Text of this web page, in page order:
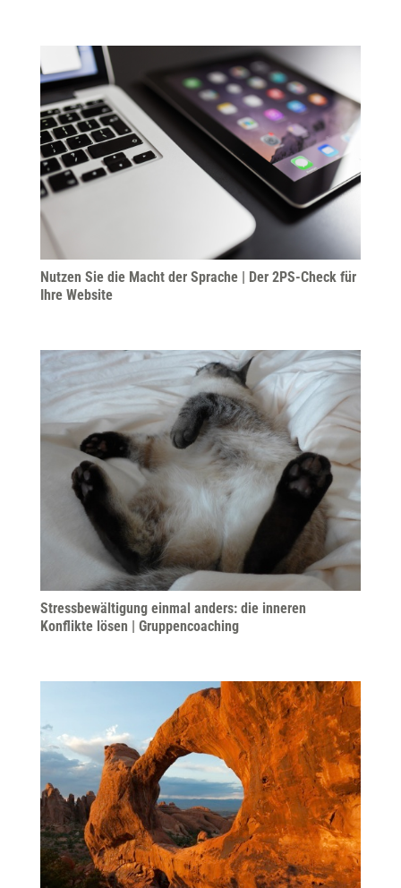
Nutzen Sie die Macht der Sprache | Der 2PS-Check für
Ihre Website
Stress­be­wäl­tigung einmal anders: die inneren
Konflikte lösen | Gruppen­coaching